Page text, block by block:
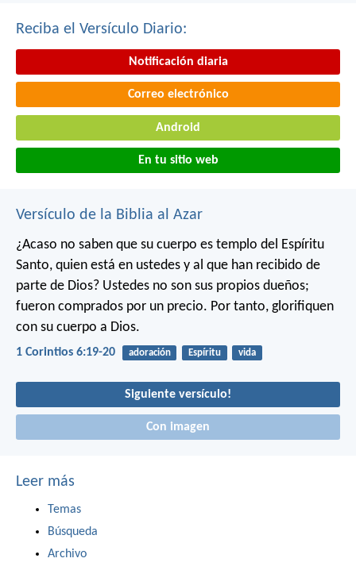
Reciba el Versículo Diario:
Notificación diaria
Correo electrónico
Android
En tu sitio web
Versículo de la Biblia al Azar
¿Acaso no saben que su cuerpo es templo del Espíritu
Santo, quien está en ustedes y al que han recibido de
parte de Dios? Ustedes no son sus propios dueños;
fueron comprados por un precio. Por tanto, glorifiquen
con su cuerpo a Dios.
1 Corintios 6:19-20 adoración Espíritu vida
Siguiente versículo!
Con imagen
Leer más
Temas
Búsqueda
Archivo